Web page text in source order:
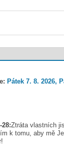
Pátek 7. 8. 2026,
28:Ztráta vlastních
k tomu, aby mě